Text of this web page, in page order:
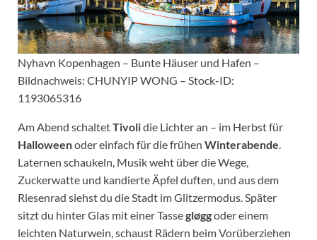
Nyhavn Kopenhagen – Bunte Häuser und Hafen –
Bildnachweis: CHUNYIP WONG – Stock-ID:
1193065316
Am Abend schaltetTivolidie Lichter an – im Herbst für
Halloweenoder einfach für die frühen Winterabende.
Laternen schaukeln, Musik weht über die Wege,
Zuckerwatte und kandierte Äpfel duften, und aus dem
Riesenrad siehst du die Stadt im Glitzermodus. Später
sitzt du hinter Glas mit einer Tassegløggoder einem
leichten Naturwein, schaust Rädern beim Vorüberziehen